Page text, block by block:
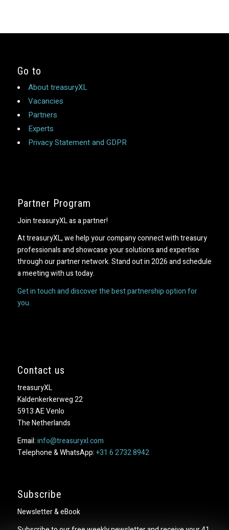
Go to
About treasuryXL
Vacancies
Partners
Experts
Privacy Statement and GDPR
Partner Program
Join treasuryXL as a partner!
At treasuryXL, we help your company connect with treasury
professionals and showcase your solutions and expertise
through our partner network. Stand out in 2026 and schedule
a meeting with us today.
Get in touch and discover the best partnership option for
you.
Contact us
treasuryXL
Kaldenkerkerweg 22
5913 AE Venlo
The Netherlands
Email:info@treasuryxl.com
Telephone & WhatsApp:+31 6 2732 8942
Subscribe
Newsletter & eBook